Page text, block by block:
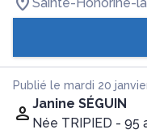
Publié le mardi 20
Janine SÉGUIN
Née TRIPIED - 95